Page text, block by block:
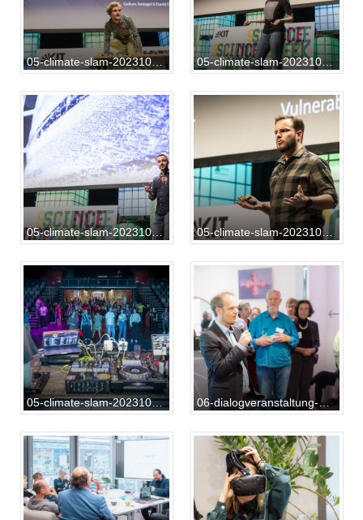
05-climate-slam-20231013-SG-02-048 05-climate-slam-20231013-SG-02-073
05-climate-slam-20231013-SG-02-092 05-climate-slam-20231013-SG-02-100
05-climate-slam-20231013-SG-02-128 06-dialogveranstaltung-20231014-AB-01-013